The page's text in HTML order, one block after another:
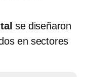
se diseñaron
en sectores